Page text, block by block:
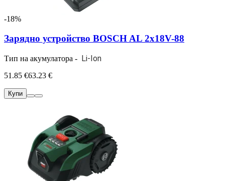
-18%
Зарядно устройство BOSCH AL 2x18V-88
Тип на акумулатора - Li-Ion
51.85 €63.23 €
Купи